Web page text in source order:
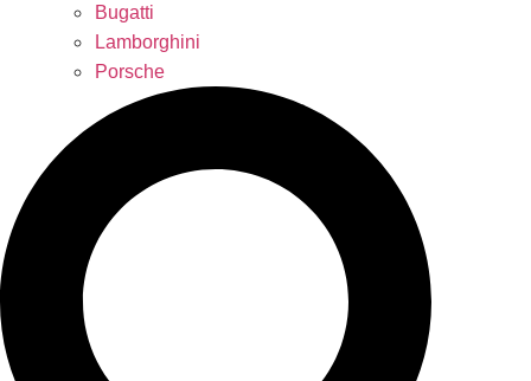
Bugatti
Lamborghini
Porsche